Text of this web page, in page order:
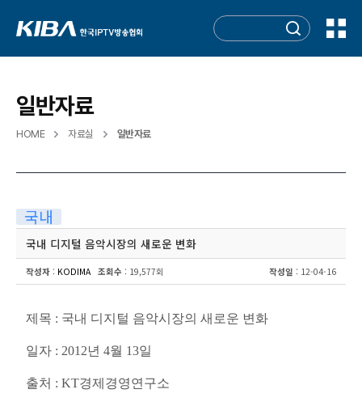
일반자료
HOME 자료실 일반자료
국내
국내 디지털 음악시장의 새로운 변화
작성자 : KODIMA 조회수 : 19,577회 작성일 : 12-04-16
제목 : 국내 디지털 음악시장의 새로운 변화
일자 : 2012년 4월 13일
출처 : KT경제경영연구소